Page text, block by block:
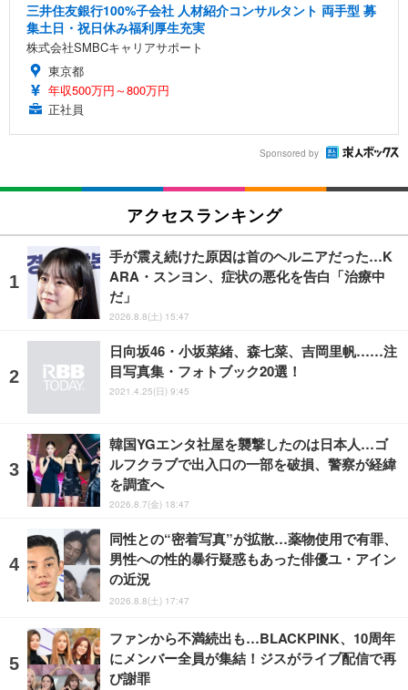
三井住友銀行100%子会社 人材紹介コンサルタント 両手型 募
集土日・祝日休み福利厚生充実
株式会社SMBCキャリアサポート
東京都
年収500万円～800万円
正社員
Sponsored by
アクセスランキング
手が震え続けた原因は首のヘルニアだった…K
ARA・スンヨン、症状の悪化を告白「治療中
だ」
2026.8.8(土) 15:47
日向坂46・小坂菜緒、森七菜、吉岡里帆……注
目写真集・フォトブック20選！
2021.4.25(日) 9:45
韓国YGエンタ社屋を襲撃したのは日本人…ゴ
ルフクラブで出入口の一部を破損、警察が経緯
を調査へ
2026.8.7(金) 18:47
同性との“密着写真”が拡散…薬物使用で有罪、
男性への性的暴行疑惑もあった俳優ユ・アイン
の近況
2026.8.8(土) 17:47
ファンから不満続出も…BLACKPINK、10周年
にメンバー全員が集結！ジスがライブ配信で再
び謝罪